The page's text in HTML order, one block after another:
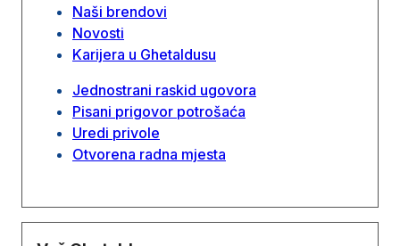
Naši brendovi
Novosti
Karijera u Ghetaldusu
Jednostrani raskid ugovora
Pisani prigovor potrošaća
Uredi privole
Otvorena radna mjesta